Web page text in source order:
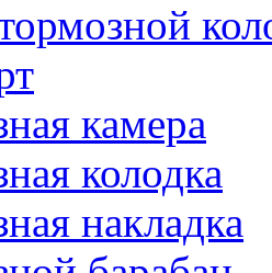
камера
колодка
накладка